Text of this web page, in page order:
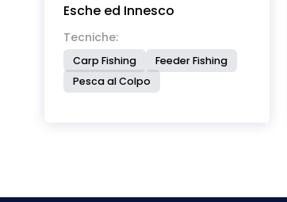
Per aumentarne l’efficacia
possono essere aggiunti aromi.
Esche ed Innesco
Tecniche:
Carp Fishing
Feeder Fishing
Pesca al Colpo